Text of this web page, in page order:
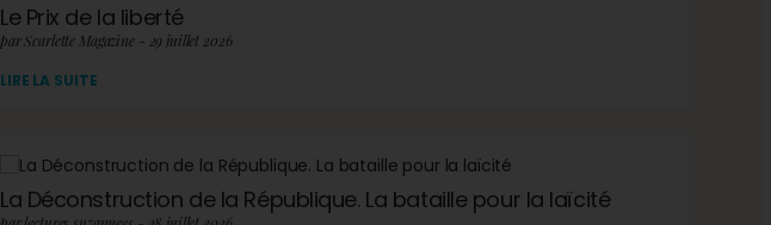
Le Prix de la liberté
par Scarlette Magazine - 29 juillet 2026
LIRE LA SUITE
La Déconstruction de la République. La bataille pour la laïcité